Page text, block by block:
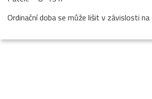
Ordinační doba se může lišit v závislosti na